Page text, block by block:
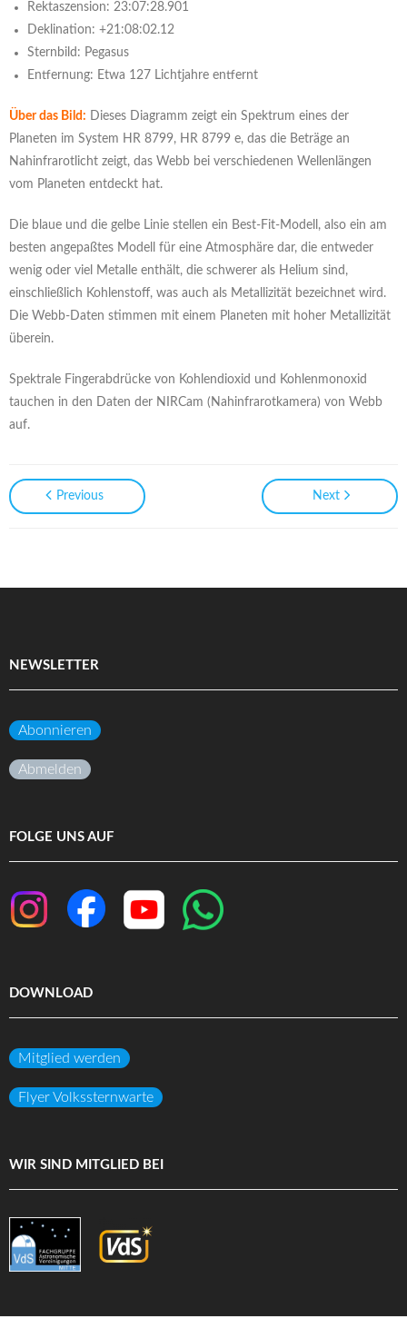
Rektaszension: 23:07:28.901
Deklination: +21:08:02.12
Sternbild: Pegasus
Entfernung: Etwa 127 Lichtjahre entfernt
Über das Bild: Dieses Diagramm zeigt ein Spektrum eines der
Planeten im System HR 8799, HR 8799 e, das die Beträge an
Nahinfrarotlicht zeigt, das Webb bei verschiedenen Wellenlängen
vom Planeten entdeckt hat.
Die blaue und die gelbe Linie stellen ein Best-Fit-Modell, also ein am
besten angepaßtes Modell für eine Atmosphäre dar, die entweder
wenig oder viel Metalle enthält, die schwerer als Helium sind,
einschließlich Kohlenstoff, was auch als Metallizität bezeichnet wird.
Die Webb-Daten stimmen mit einem Planeten mit hoher Metallizität
überein.
Spektrale Fingerabdrücke von Kohlendioxid und Kohlenmonoxid
tauchen in den Daten der NIRCam (Nahinfrarotkamera) von Webb
auf.
Previous Next
NEWSLETTER
Abonnieren
Abmelden
FOLGE UNS AUF
DOWNLOAD
Mitglied werden
Flyer Volkssternwarte
WIR SIND MITGLIED BEI